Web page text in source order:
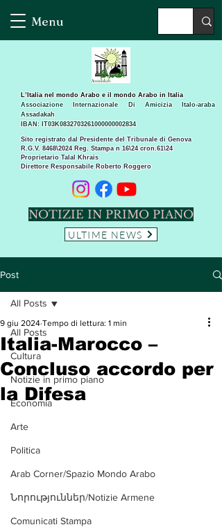
Menu
Sito registrato dal Presidente del Tribunale di Genova
R.G.V. 8468\2024 Reg. Stampa n 16\24 cron.61\24 ​
Proprietario Talal Khrais
Direttore Responsabile Roberto Roggero
L’Italia nel mondo Arabo e il mondo Arabo in Italia
Associazione Internazionale Di Amicizia Italo-araba
Assadakah
IBAN: IT03K0832703261000000002834
NOTIZIE IN PRIMO PIANO
ULTIME NEWS
Post
All Posts
Cultura
Notizie in primo piano
Economia
Arte
Politica
Arab Corner/Spazio Mondo Arabo
Նորություններ/Notizie Armene
Comunicati Stampa
All Posts
Italia-Marocco –
Concluso accordo per
la Difesa
9 giu 2024 Tempo di lettura: 1 min